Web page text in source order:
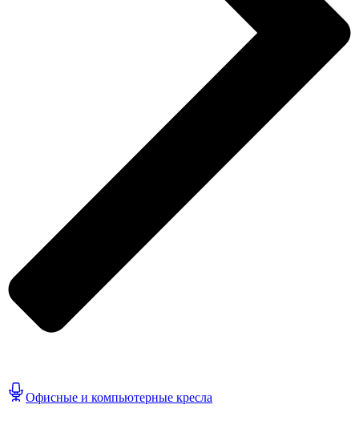
Офисные и компьютерные кресла